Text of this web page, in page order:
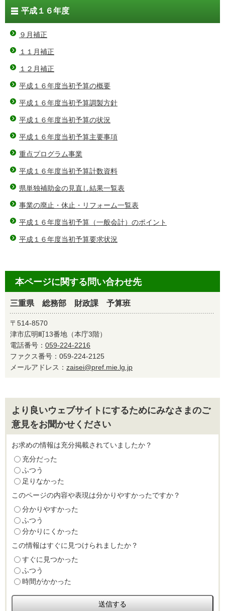
平成１６年度
９月補正
１１月補正
１２月補正
平成１６年度当初予算の概要
平成１６年度当初予算調製方針
平成１６年度当初予算の状況
平成１６年度当初予算主要事項
重点プログラム事業
平成１６年度当初予算計数資料
県単独補助金の見直し結果一覧表
事業の廃止・休止・リフォーム一覧表
平成１６年度当初予算（一般会計）のポイント
平成１６年度当初予算要求状況
本ページに関する問い合わせ先
三重県 総務部 財政課 予算班
〒514-8570
津市広明町13番地（本庁3階）
電話番号： 059-224-2216
ファクス番号：059-224-2125
メールアドレス： zaisei@pref.mie.lg.jp
より良いウェブサイトにするためにみなさまのご
意見をお聞かせください
お求めの情報は充分掲載されていましたか？
充分だった
ふつう
足りなかった
このページの内容や表現は分かりやすかったですか？
分かりやすかった
ふつう
分かりにくかった
この情報はすぐに見つけられましたか？
すぐに見つかった
ふつう
時間がかかった